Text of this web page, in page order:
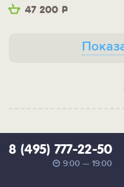
47 200 Р
8 (495) 777-22-50
9:00 — 19:00